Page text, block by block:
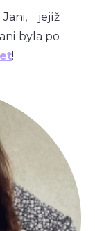
jejíž
byla po
!